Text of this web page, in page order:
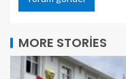
MORE STORIES